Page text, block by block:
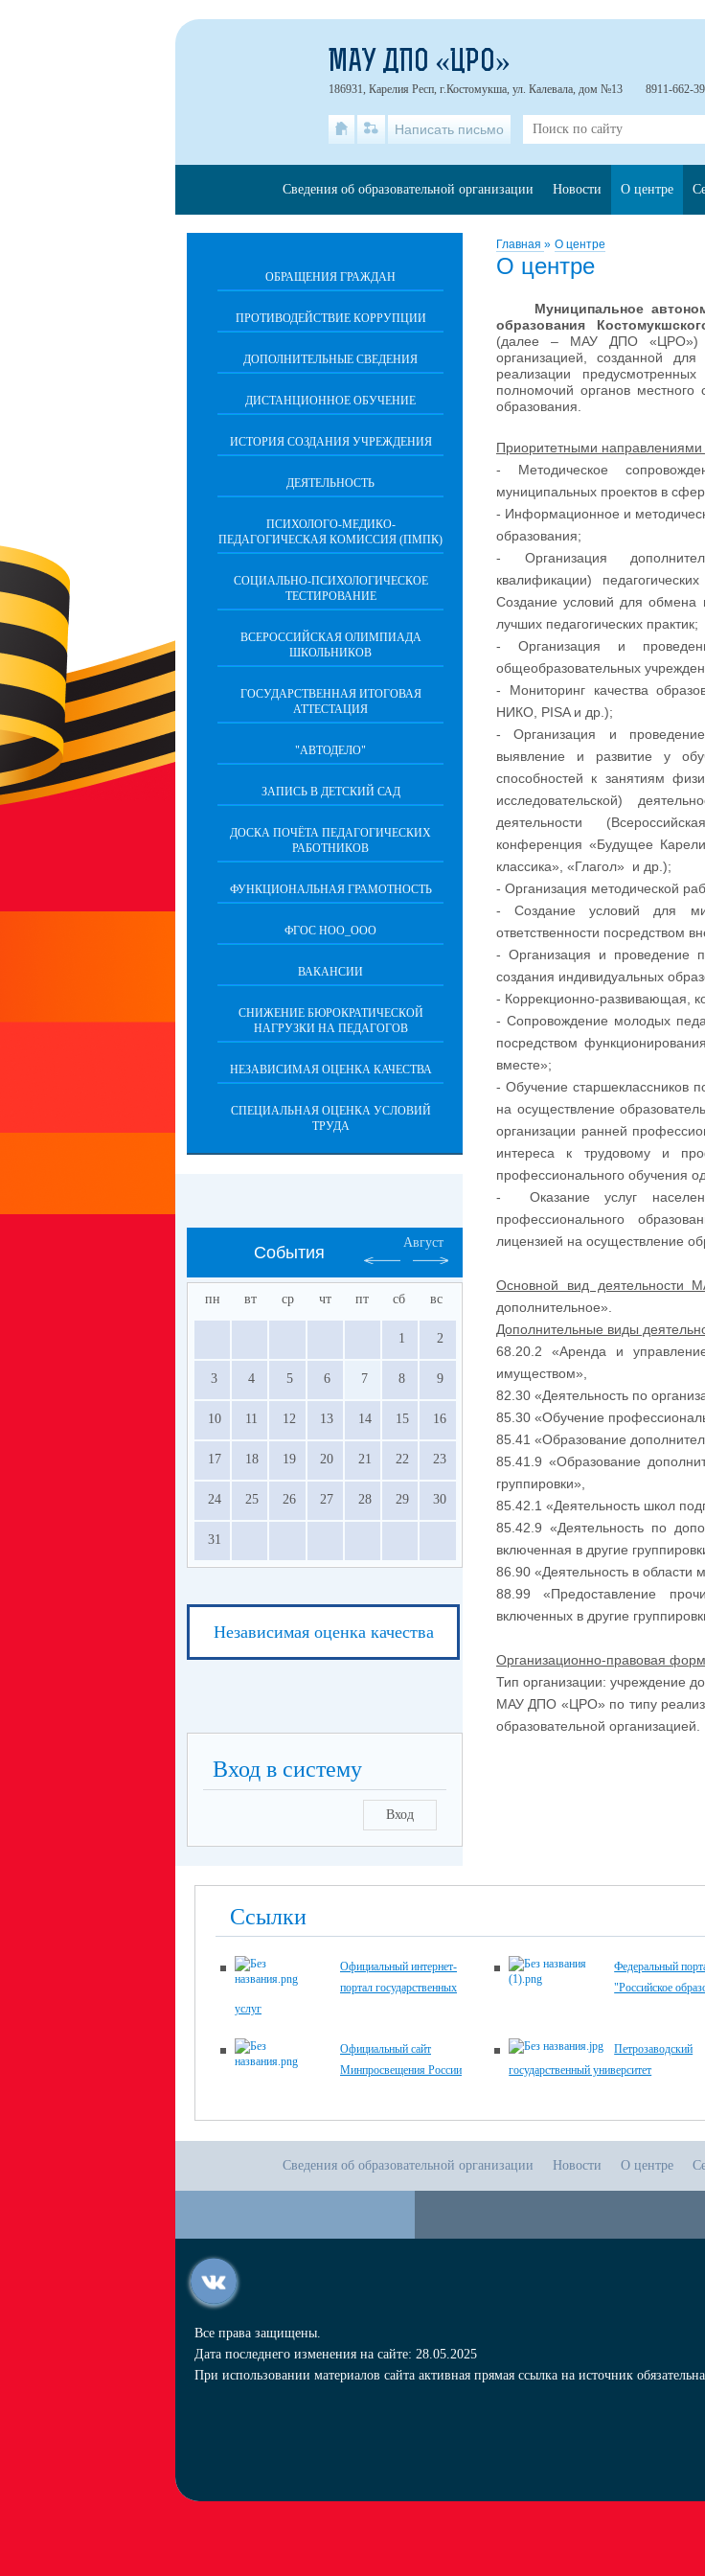
Главная » О центре
О центре
Муниципальное
образования
(далее – МАУ ДПО «ЦРО»)
организацией, созданной
реализации
полномочий органов местного
образования.
Приоритетными
- Методическое
муниципальных проектов в
- Информационное и
образования;
- Организация
квалификации)
Создание условий для обмена
лучших педагогических практик;
- Организация и
общеобразовательных
- Мониторинг качества
НИКО, PISA и др.);
- Организация и
выявление и развитие у
способностей к занятиям
исследовательской)
деятельности
конференция «Будущее
классика», «Глагол» и др.);
- Организация методической
- Создание условий для
ответственности посредством
- Организация и проведение
создания индивидуальных
- Коррекционно-развивающая,
- Сопровождение молодых
посредством
вместе»;
- Обучение старшеклассников
на осуществление
организации ранней
интереса к трудовому и
профессионального обучения
- Оказание услуг
профессионального
лицензией на осуществление
Основной вид
дополнительное».
Дополнительные виды
68.20.2 «Аренда и
имуществом»,
82.30 «Деятельность по
85.30 «Обучение
85.41 «Образование
85.41.9 «Образование
группировки»,
85.42.1 «Деятельность школ
85.42.9 «Деятельность по
включенная в другие
86.90 «Деятельность в области
88.99 «Предоставление
включенных в другие
Организационно-правовая
Тип организации: учреждение
МАУ ДПО «ЦРО» по типу
образовательной организацией.
ОБРАЩЕНИЯ ГРАЖДАН
ПРОТИВОДЕЙСТВИЕ КОРРУПЦИИ
ДОПОЛНИТЕЛЬНЫЕ СВЕДЕНИЯ
ДИСТАНЦИОННОЕ ОБУЧЕНИЕ
ИСТОРИЯ СОЗДАНИЯ УЧРЕЖДЕНИЯ
ДЕЯТЕЛЬНОСТЬ
ПСИХОЛОГО-МЕДИКО-
ПЕДАГОГИЧЕСКАЯ КОМИССИЯ (ПМПК)
СОЦИАЛЬНО-ПСИХОЛОГИЧЕСКОЕ
ТЕСТИРОВАНИЕ
ВСЕРОССИЙСКАЯ ОЛИМПИАДА
ШКОЛЬНИКОВ
ГОСУДАРСТВЕННАЯ ИТОГОВАЯ
АТТЕСТАЦИЯ
"АВТОДЕЛО"
ЗАПИСЬ В ДЕТСКИЙ САД
ДОСКА ПОЧЁТА ПЕДАГОГИЧЕСКИХ
РАБОТНИКОВ
ФУНКЦИОНАЛЬНАЯ ГРАМОТНОСТЬ
ФГОС НОО_ООО
ВАКАНСИИ
СНИЖЕНИЕ БЮРОКРАТИЧЕСКОЙ
НАГРУЗКИ НА ПЕДАГОГОВ
НЕЗАВИСИМАЯ ОЦЕНКА КАЧЕСТВА
СПЕЦИАЛЬНАЯ ОЦЕНКА УСЛОВИЙ
ТРУДА
События
Август
пн вт ср чт пт сб вс
1 2
3 4 5 6 7 8 9
10 11 12 13 14 15 16
17 18 19 20 21 22 23
24 25 26 27 28 29 30
31
Независимая оценка качества
Вход в систему
Вход
Ссылки
Официальный интернет-
портал государственных
услуг
Федеральный
"Российское
Официальный сайт
Минпросвещения России
Петрозаводский
государственный университет
МАУ ДПО «ЦРО»
186931, Карелия Респ, г.Костомукша, ул. Калевала, дом №13 8911-662-
Написать письмо
Сведения об образовательной организации Новости О центре
Сведения об образовательной организации Новости О центре
Все права защищены.
Дата последнего изменения на сайте: 28.05.2025
При использовании материалов сайта активная прямая ссылка на источник обязательна